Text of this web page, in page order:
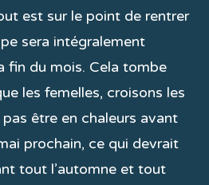
est sur le point de rentrer
sera intégralement
fin du mois. Cela tombe
les femelles, croisons les
être en chaleurs avant
prochain, ce qui devrait
tout l’automne et tout